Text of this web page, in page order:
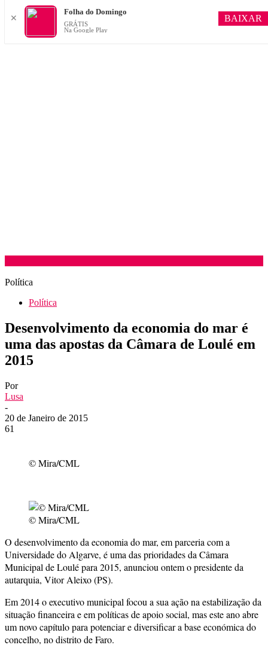
Política
Política
Desenvolvimento da economia do mar é
uma das apostas da Câmara de Loulé em
2015
Por
Lusa
-
20 de Janeiro de 2015
61
© Mira/CML
© Mira/CML
O desenvolvimento da economia do mar, em parceria com a
Universidade do Algarve, é uma das prioridades da Câmara
Municipal de Loulé para 2015, anunciou ontem o presidente da
autarquia, Vitor Aleixo (PS).
Em 2014 o executivo municipal focou a sua ação na estabilização da
situação financeira e em políticas de apoio social, mas este ano abre
um novo capítulo para potenciar e diversificar a base económica do
concelho, no distrito de Faro.
✕
Folha do Domingo
GRÁTIS
Na Google Play
BAIXAR